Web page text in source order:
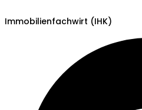
Immobilienfachwirt (IHK)